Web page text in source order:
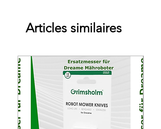
Articles similaires